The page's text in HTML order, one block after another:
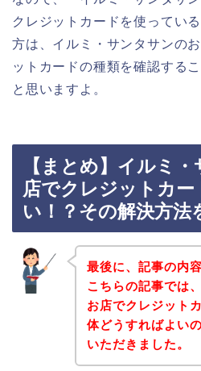
クレジットカードを使ってい
方は、イルミ・サンタサンの
ットカードの種類を確認する
と思いますよ。
【まとめ】イルミ
店でクレジットカー
い！？その解決方法
最後に、記事の内
こちらの記事では
お店でクレジット
体どうすればよい
いただきました。